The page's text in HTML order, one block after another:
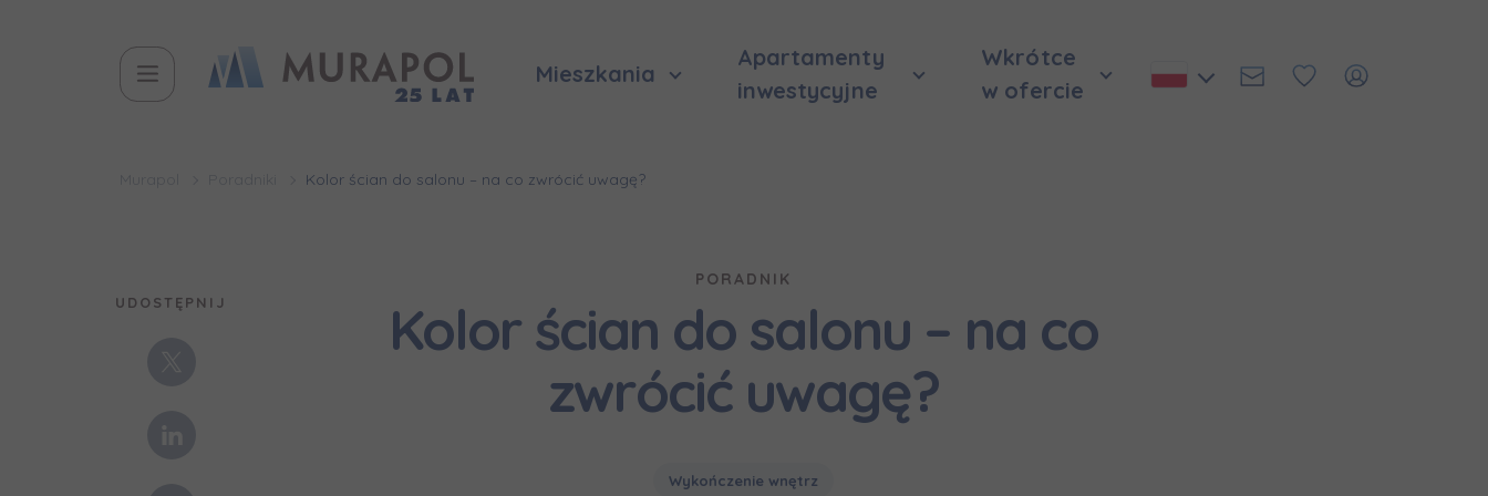
Mieszkania
Apartamenty
inwestycyjne
Wkrótce
w ofercie
Kolor ścian do salonu – na co zwrócić uwagę?
UDOSTĘPNIJ
PORADNIK
Kolor ścian do salonu – na co
zwrócić uwagę?
Wykończenie wnętrz